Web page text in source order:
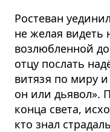
Ростеван
не желая видеть
возлюбленной
отцу послать
витязя по миру и
он или дьявол».
конца света,
кто знал